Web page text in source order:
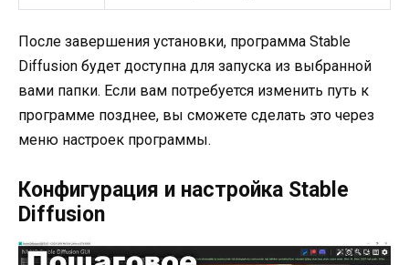
После завершения установки, программа Stable
Diffusion будет доступна для запуска из выбранной
вами папки. Если вам потребуется изменить путь к
программе позднее, вы сможете сделать это через
меню настроек программы.
Конфигурация и настройка Stable
Diffusion